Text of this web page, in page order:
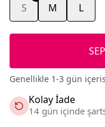
S M L
Genellikle 1-3 gün
Kolay İade
14 gün içinde